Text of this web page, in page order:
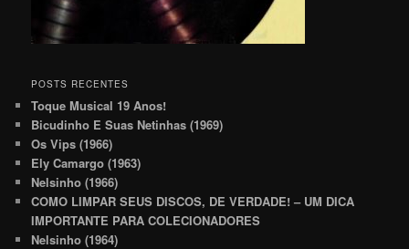
POSTS RECENTES
Toque Musical 19 Anos!
Bicudinho E Suas Netinhas (1969)
Os Vips (1966)
Ely Camargo (1963)
Nelsinho (1966)
COMO LIMPAR SEUS DISCOS, DE VERDADE! – UM DICA
IMPORTANTE PARA COLECIONADORES
Nelsinho (1964)